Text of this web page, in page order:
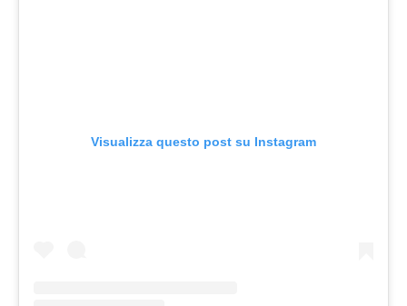
Visualizza questo post su Instagram